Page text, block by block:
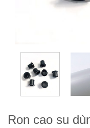
Ron cao su